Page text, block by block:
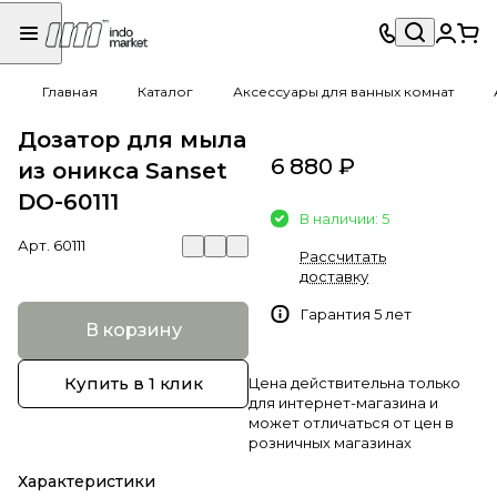
Главная Каталог Аксессуары для ванных комнат
Дозатор для мыла
из оникса Sanset
DO-60111
Арт. 60111
В корзину
Купить в 1 клик
Характеристики
6 880 ₽
В наличии: 5
Рассчитать
доставку
Гарантия 5 лет
Цена действительна только
для интернет-магазина и
может отличаться от цен в
розничных магазинах